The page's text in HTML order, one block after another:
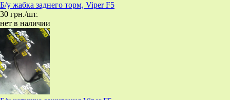
Б/у жабка заднего торм, Viper F5
30 грн./шт.
нет в наличии